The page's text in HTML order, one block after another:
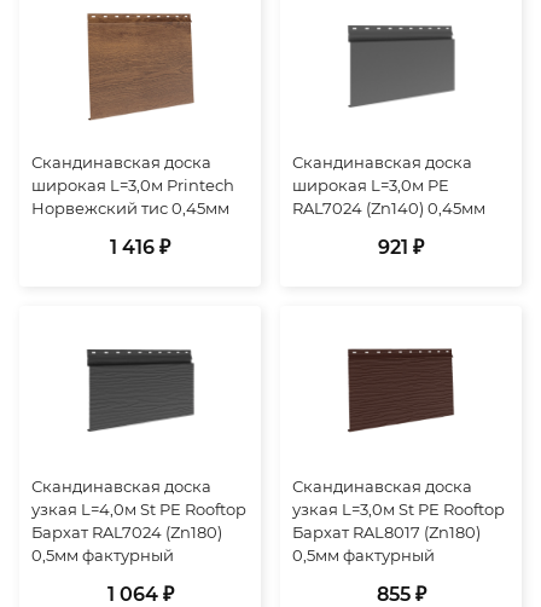
Скандинавская доска
широкая L=3,0м Printech
Норвежский тис 0,45мм
1 416 ₽
Скандинавская доска
широкая L=3,0м PE
RAL7024 (Zn140) 0,45мм
921 ₽
Скандинавская доска
узкая L=4,0м St PE Rooftop
Бархат RAL7024 (Zn180)
0,5мм фактурный
1 064 ₽
Скандинавская доска
узкая L=3,0м St PE Rooftop
Бархат RAL8017 (Zn180)
0,5мм фактурный
855 ₽